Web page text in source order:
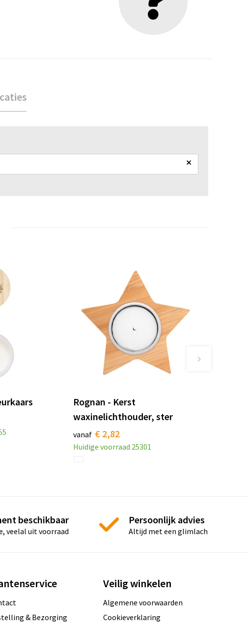
×
Rognan - Kerst
waxinelichthouder, ster
vanaf € 2,82
Huidige voorraad 25301
beschikbaar
veelal uit voorraad
Persoonlijk advies
Altijd met een glimlach
& Bezorging
Veilig winkelen
Algemene voorwaarden
Cookieverklaring